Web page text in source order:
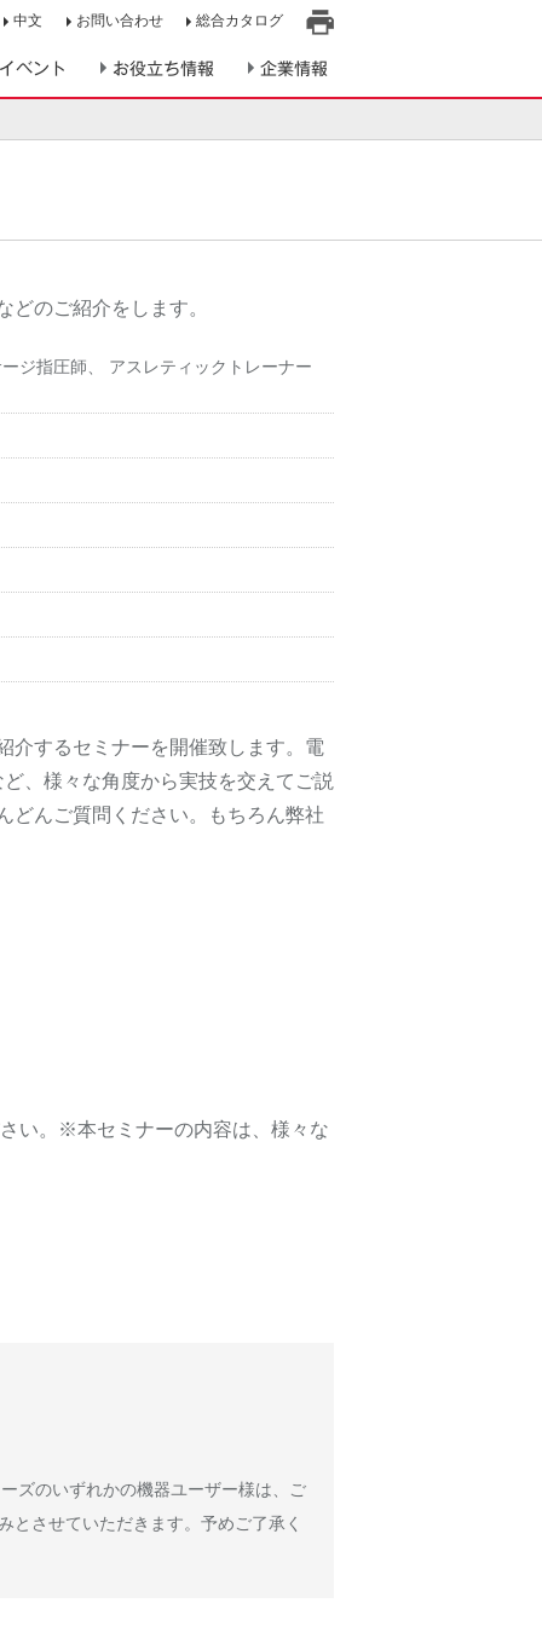
ベント お役立ち情報 企業情報
中文 お問い合わせ
総合カタログ
刷
のご紹介をします。
ジ指圧師
アスレティックトレーナー
介するセミナーを開催致します。電
、様々な角度から実技を交えてご説
どんご質問ください。もちろん弊社
い。※本セミナーの内容は、様々な
ズのいずれかの機器ユーザー様は、ご
させていただきます。予めご了承く